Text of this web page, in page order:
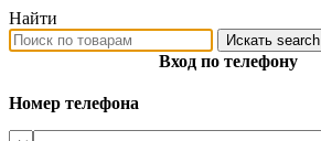
Найти
Искать search
Вход по телефону
Номер телефона